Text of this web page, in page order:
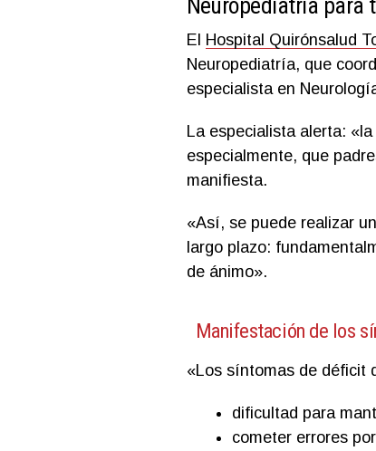
El Hospital Quirónsalud
Neuropediatría, que
especialista en
La especialista alerta:
especialmente, que
manifiesta.
«Así, se puede realizar
largo plazo:
de ánimo».
Manifestación de los
«Los síntomas de déficit
dificultad para
cometer errores